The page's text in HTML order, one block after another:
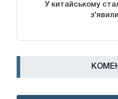
У китайському